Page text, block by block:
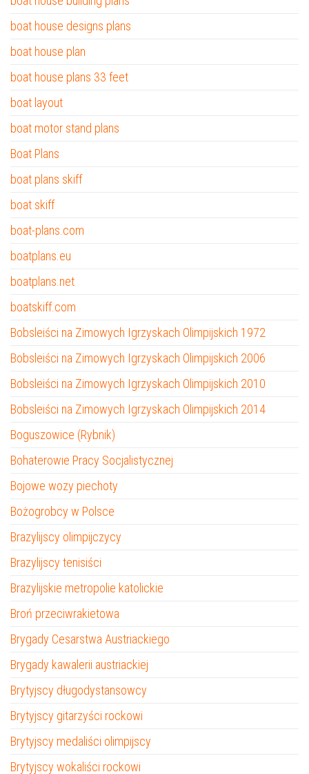
boat house designs plans
boat house plan
boat house plans 33 feet
boat layout
boat motor stand plans
Boat Plans
boat plans skiff
boat skiff
boat-plans.com
boatplans.eu
boatplans.net
boatskiff.com
Bobsleiści na Zimowych Igrzyskach Olimpijskich 1972
Bobsleiści na Zimowych Igrzyskach Olimpijskich 2006
Bobsleiści na Zimowych Igrzyskach Olimpijskich 2010
Bobsleiści na Zimowych Igrzyskach Olimpijskich 2014
Boguszowice (Rybnik)
Bohaterowie Pracy Socjalistycznej
Bojowe wozy piechoty
Bożogrobcy w Polsce
Brazylijscy olimpijczycy
Brazylijscy tenisiści
Brazylijskie metropolie katolickie
Broń przeciwrakietowa
Brygady Cesarstwa Austriackiego
Brygady kawalerii austriackiej
Brytyjscy długodystansowcy
Brytyjscy gitarzyści rockowi
Brytyjscy medaliści olimpijscy
Brytyjscy wokaliści rockowi